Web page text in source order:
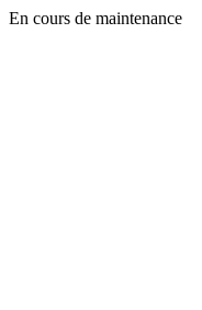
En cours de maintenance